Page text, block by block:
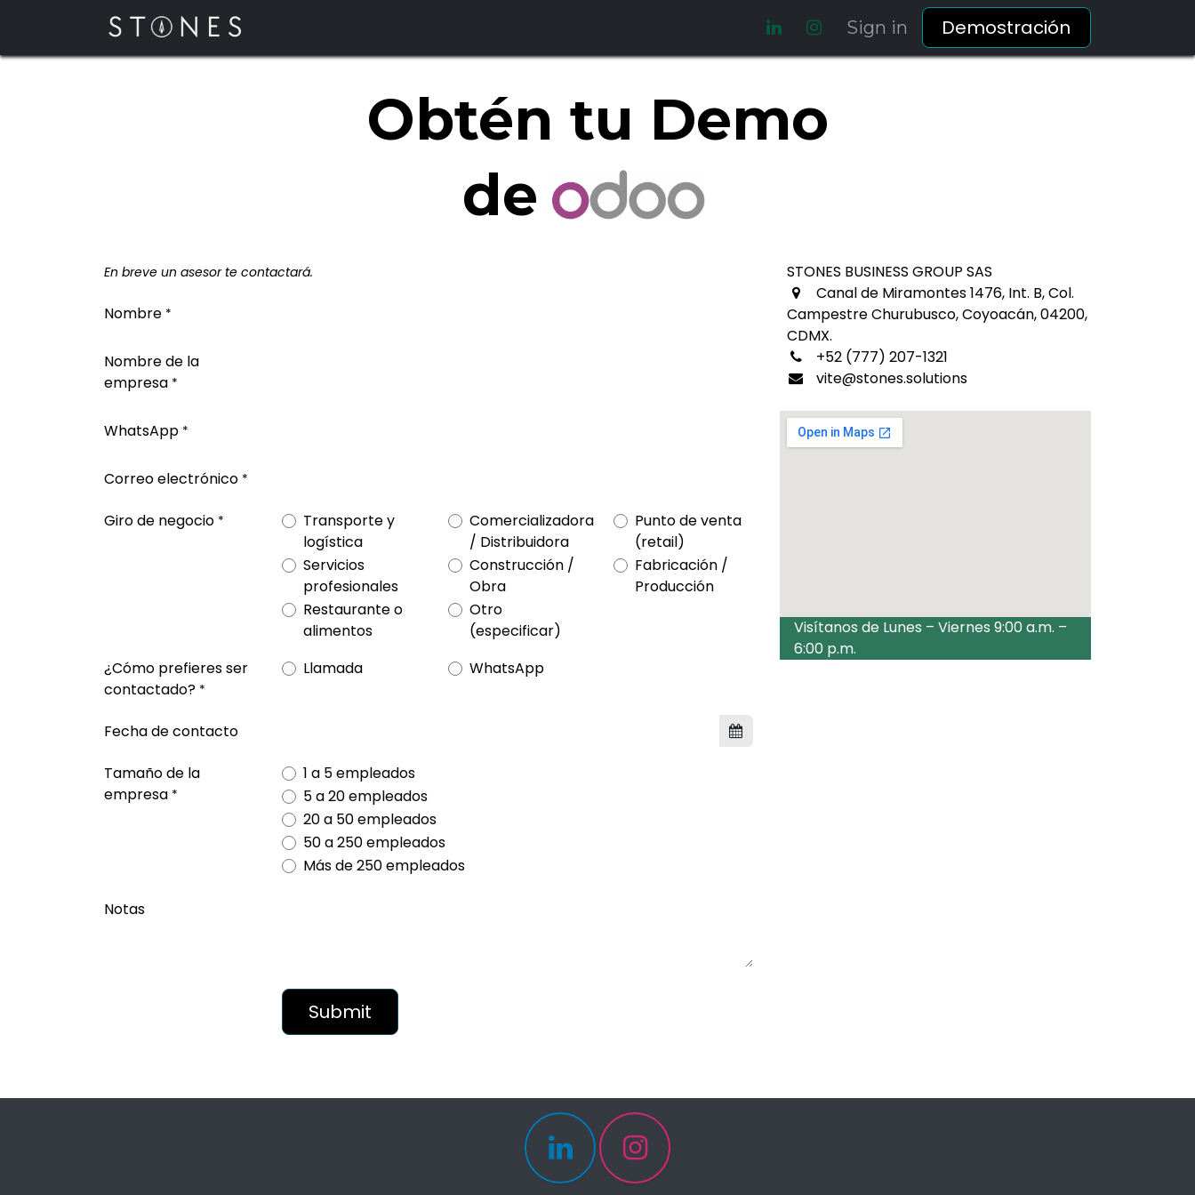
Skip to Content
Sign in Demostración
Obtén tu Demo
de
En breve un asesor te contactará.
Nombre *
Nombre de la
empresa *
WhatsApp *
Correo electrónico *
Giro de negocio *
Transporte y
logística
Comercializadora
/ Distribuidora
Punto de venta
(retail)
Servicios
profesionales
Construcción /
Obra
Fabricación /
Producción
Restaurante o
alimentos
Otro
(especificar)
¿Cómo prefieres ser
contactado? *
Llamada WhatsApp
Fecha de contacto
Tamaño de la
empresa *
1 a 5 empleados
5 a 20 empleados
20 a 50 empleados
50 a 250 empleados
Más de 250 empleados
Notas
Submit
STONES BUSINESS GROUP SAS
Canal de Miramontes 1476, Int. B, Col.
Campestre Churubusco, Coyoacán, 04200,
CDMX.
+52 (777) 207-1321
vite@stones.solutions
Visítanos de Lunes – Viernes 9:00 a.m. –
6:00 p.m.